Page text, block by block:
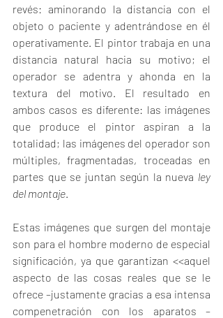
revés: aminorando la distancia con el
objeto o paciente y adentrándose en él
operativamente. El pintor trabaja en una
distancia natural hacia su motivo; el
operador se adentra y ahonda en la
textura del motivo. El resultado en
ambos casos es diferente: las imágenes
que produce el pintor aspiran a la
totalidad; las imágenes del operador son
múltiples, fragmentadas, troceadas en
partes que se juntan según la nueva ley
del montaje
Estas imágenes que surgen del montaje
son para el hombre moderno de especial
significación, ya que garantizan <<aquel
aspecto de las cosas reales que se le
ofrece –justamente gracias a esa intensa
compenetración con los aparatos –